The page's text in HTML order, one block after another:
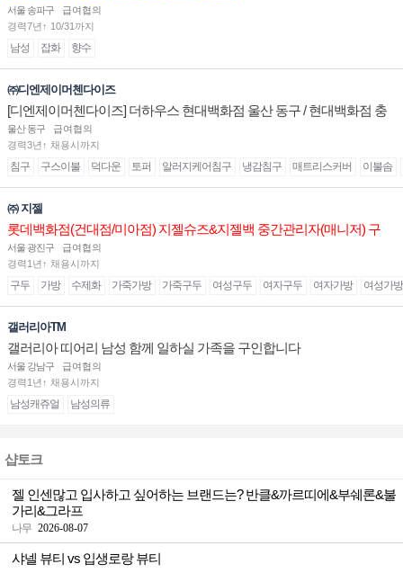
서울 송파구
급여협의
경력7년↑ 10/31까지
남성 잡화 향수
㈜디엔제이머첸다이즈
[디엔제이머첸다이즈] 더하우스 현대백화점 울산 동구 / 현대백화점 충
청 매장 판매직(매니저) 채용
울산 동구
급여협의
경력3년↑ 채용시까지
침구 구스이불 덕다운 토퍼 알러지케어침구 냉감침구 매트리스커버 이불솜
㈜ 지젤
롯데백화점(건대점/미아점) 지젤슈즈&지젤백 중간관리자(매니저) 구
인합니다
서울 광진구
급여협의
경력1년↑ 채용시까지
구두 가방 수제화 가죽가방 가죽구두 여성구두 여자구두 여자가방 여성가방
갤러리아TM
갤러리아 띠어리 남성 함께 일하실 가족을 구인합니다
서울 강남구
급여협의
경력1년↑ 채용시까지
남성캐쥬얼 남성의류
샵토크
나무 2026-08-07
젤 인센많고 입사하고 싶어하는 브랜드는? 반클&까르띠에&부쉐론&불
가리&그라프
샤넬 뷰티 vs 입생로랑 뷰티